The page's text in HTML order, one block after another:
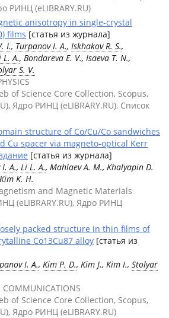
РИНЦ (eLIBRARY.RU)
anisotropy in single-crystal
films [статья из журнала]
I., Turpanov I. A., Iskhakov R. S.,
L. A., Bondareva E. V., Isaeva T. N.,
S. V.
of Science Core Collection, Scopus,
Ядро РИНЦ (eLIBRARY.RU), Список
structure of Co/Cu/Co sandwiches
Cu spacer via magneto-optical Kerr
[статья из журнала]
A., Li L. A., Mahlaev A. M., Khalyapin D.
K. H.
and Magnetic Materials
(eLIBRARY.RU), Ядро РИНЦ
packed structure in thin films of
Co13Cu87 alloy [статья из
I. A., Kim P. D., Kim J., Kim I., Stolyar
COMMUNICATIONS
of Science Core Collection, Scopus,
Ядро РИНЦ (eLIBRARY.RU)